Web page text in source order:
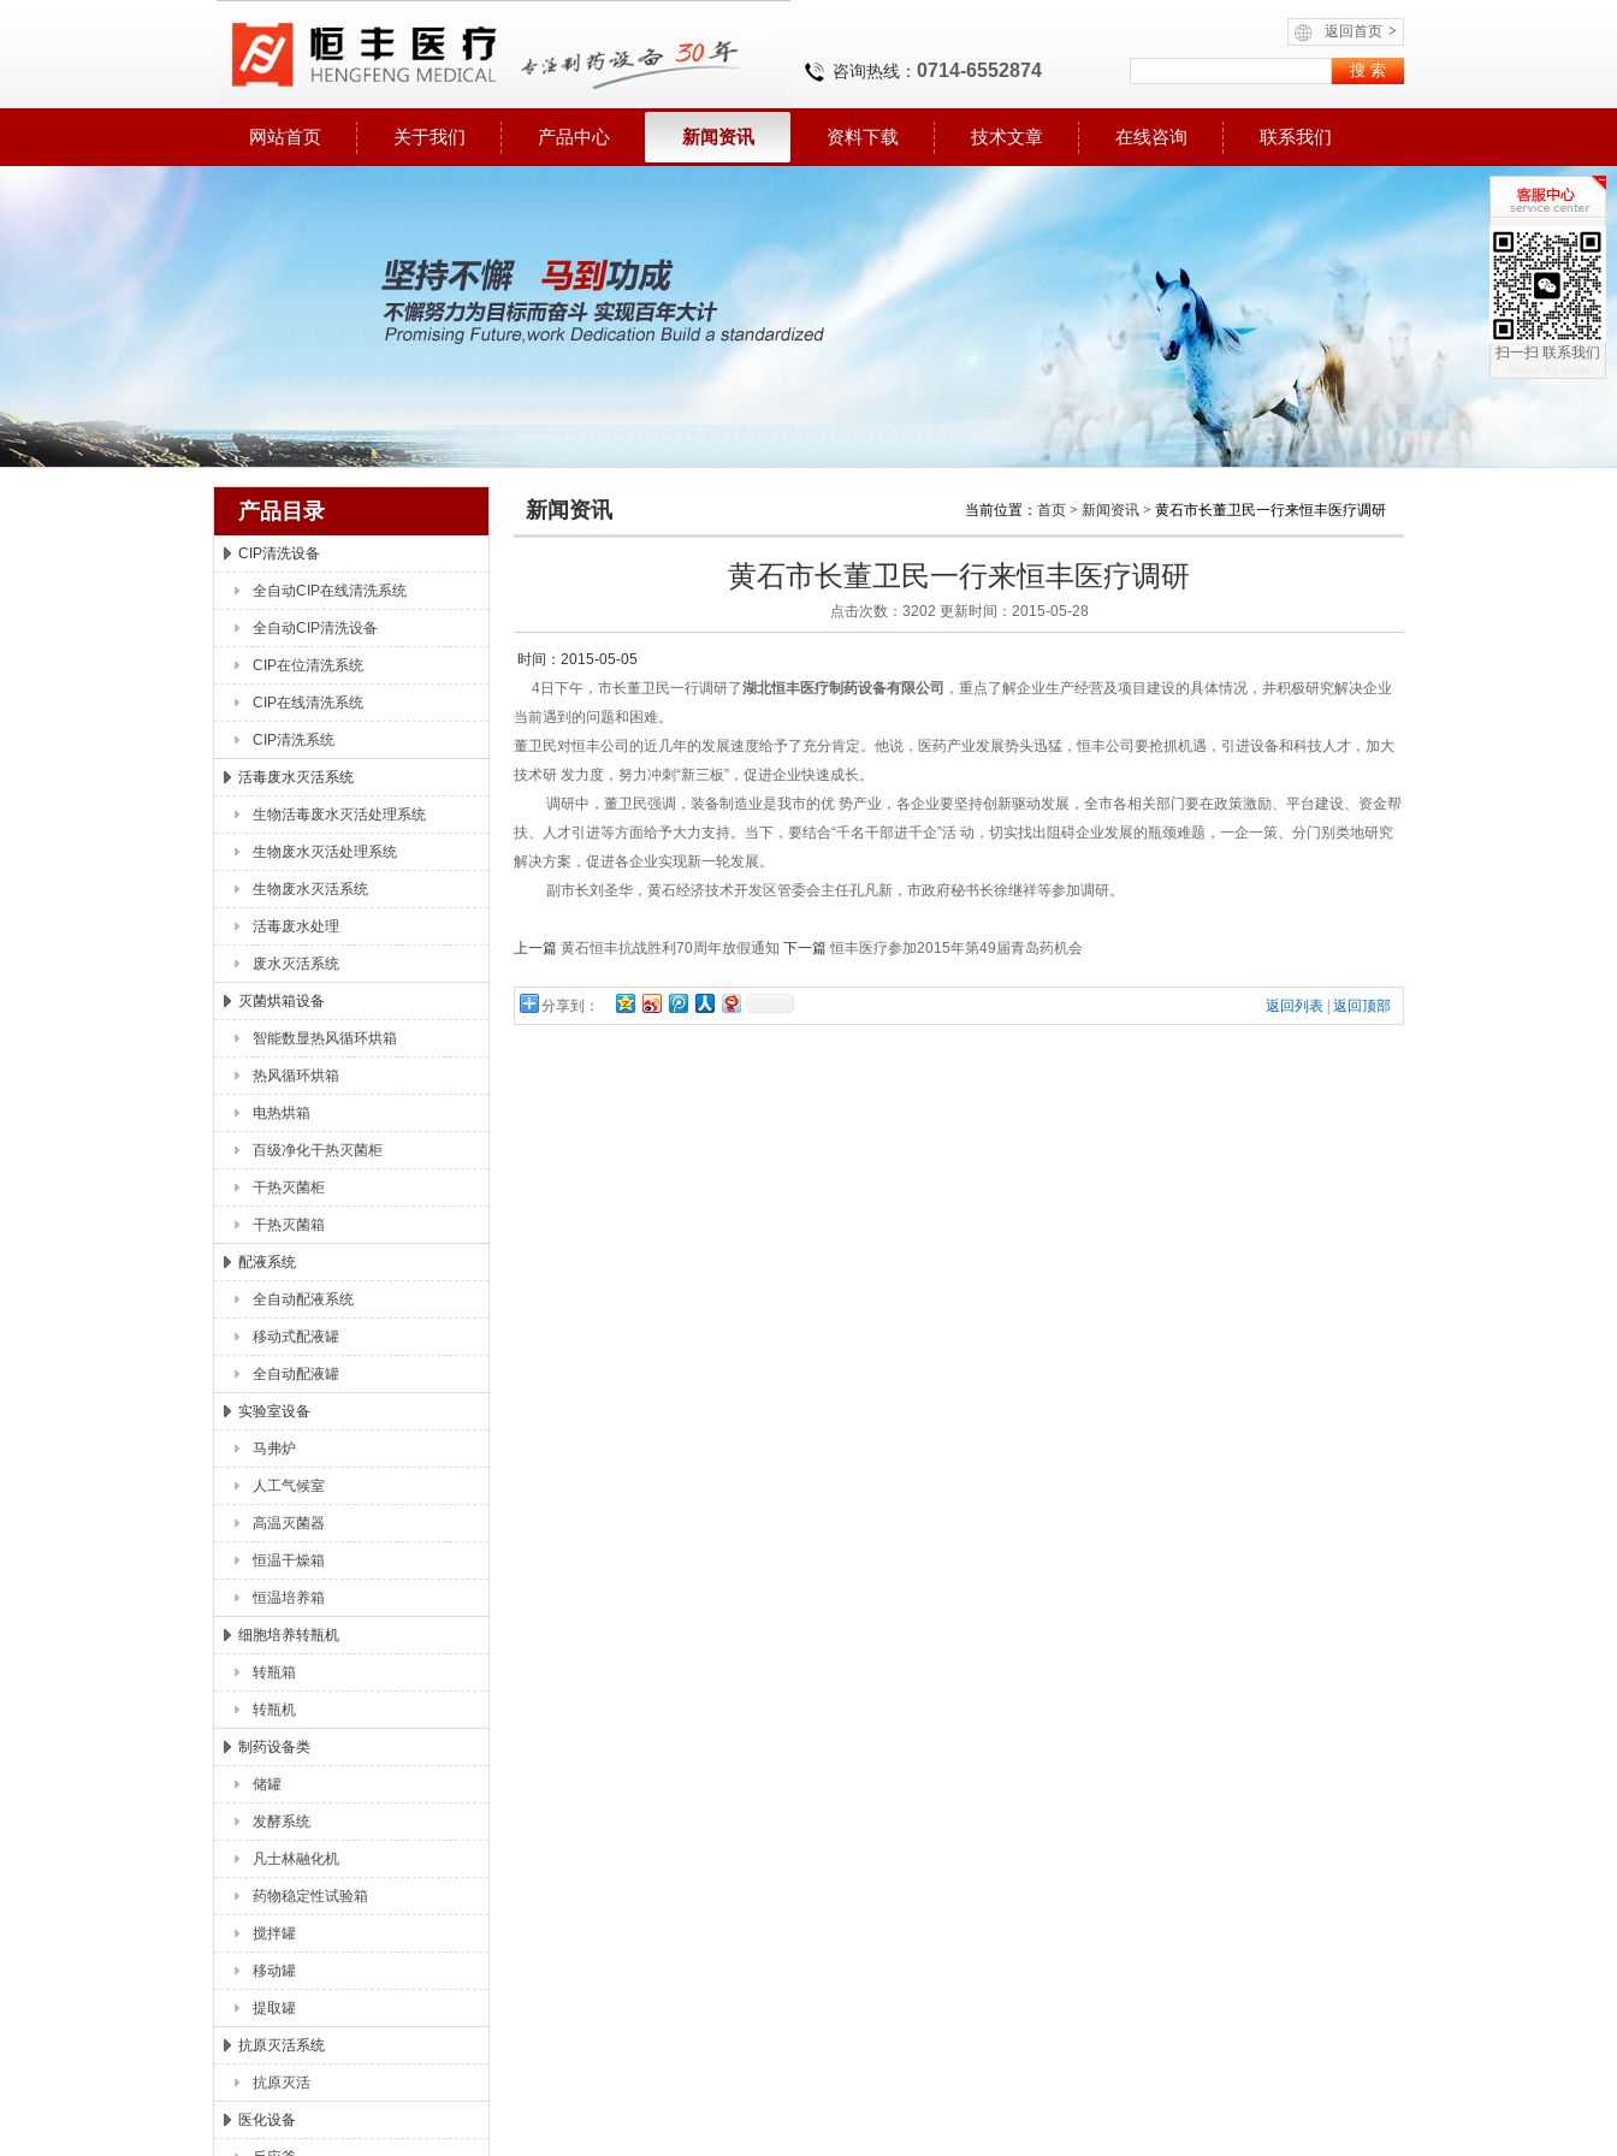
湖北恒丰医疗制药设备有限公司
返回首页 >
咨询热线： 0714-6552874
网站首页 关于我们 产品中心 新闻资讯 资料下载 技术文章 在线咨询 联系我们
产品目录
CIP清洗设备
全自动CIP在线清洗系统
全自动CIP清洗设备
CIP在位清洗系统
CIP在线清洗系统
CIP清洗系统
活毒废水灭活系统
生物活毒废水灭活处理系统
生物废水灭活处理系统
生物废水灭活系统
活毒废水处理
废水灭活系统
灭菌烘箱设备
智能数显热风循环烘箱
热风循环烘箱
电热烘箱
百级净化干热灭菌柜
干热灭菌柜
干热灭菌箱
配液系统
全自动配液系统
移动式配液罐
全自动配液罐
实验室设备
马弗炉
人工气候室
高温灭菌器
恒温干燥箱
恒温培养箱
细胞培养转瓶机
转瓶箱
转瓶机
制药设备类
储罐
发酵系统
凡士林融化机
药物稳定性试验箱
搅拌罐
移动罐
提取罐
抗原灭活系统
抗原灭活
医化设备
新闻资讯 当前位置： 首页 > 新闻资讯 > 黄石市长董卫民一行来恒丰医疗调研
黄石市长董卫民一行来恒丰医疗调研
点击次数：3202 更新时间：2015-05-28
时间：2015-05-05
4日下午，市长董卫民一行调研了湖北恒丰医疗制药设备有限公司 ，重点了解企业生产经营及项目建设的具体情况，并积极研究解决企业
当前遇到的问题和困难。
董卫民对恒丰公司的近几年的发展速度给予了充分肯定。他说，医药产业发展势头迅猛，恒丰公司要抢抓机遇，引进设备和科技人才，加大
技术研 发力度，努力冲刺“新三板”，促进企业快速成长。
调研中，董卫民强调，装备制造业是我市的优 势产业，各企业要坚持创新驱动发展，全市各相关部门要在政策激励、平台建设、资金帮
扶、人才引进等方面给予大力支持。当下，要结合“千名干部进千企”活 动，切实找出阻碍企业发展的瓶颈难题，一企一策、分门别类地研究
解决方案，促进各企业实现新一轮发展。
副市长刘圣华，黄石经济技术开发区管委会主任孔凡新，市政府秘书长徐继祥等参加调研。
上一篇 黄石恒丰抗战胜利70周年放假通知 下一篇恒丰医疗参加2015年第49届青岛药机会
分享到： 返回列表 返回顶部
扫一扫 联系我们